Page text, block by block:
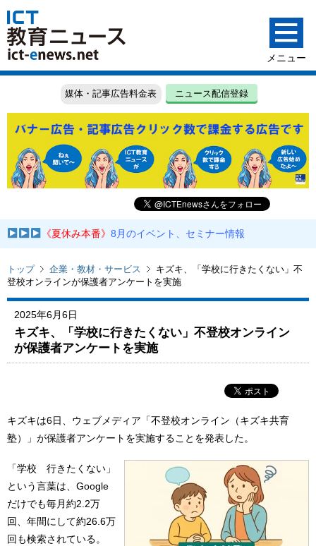
媒体・記事広告料金表 ニュース配信登録
《夏休み本番》8月のイベント、セミナー情報
トップ 企業・教材・サービス
キズキ、「学校に行きたくない」不
登校オンラインが保護者アンケートを実施
2025年6月6日
キズキ、「学校に行きたくない」不登校オンライン
が保護者アンケートを実施
キズキは6日、ウェブメディア「不登校オンライン（キズキ共育
塾）」が保護者アンケートを実施することを発表した。
「学校 行きたくない」
という言葉は、Google
だけでも毎月約2.2万
回、年間にして約26.6万
回も検索されている。